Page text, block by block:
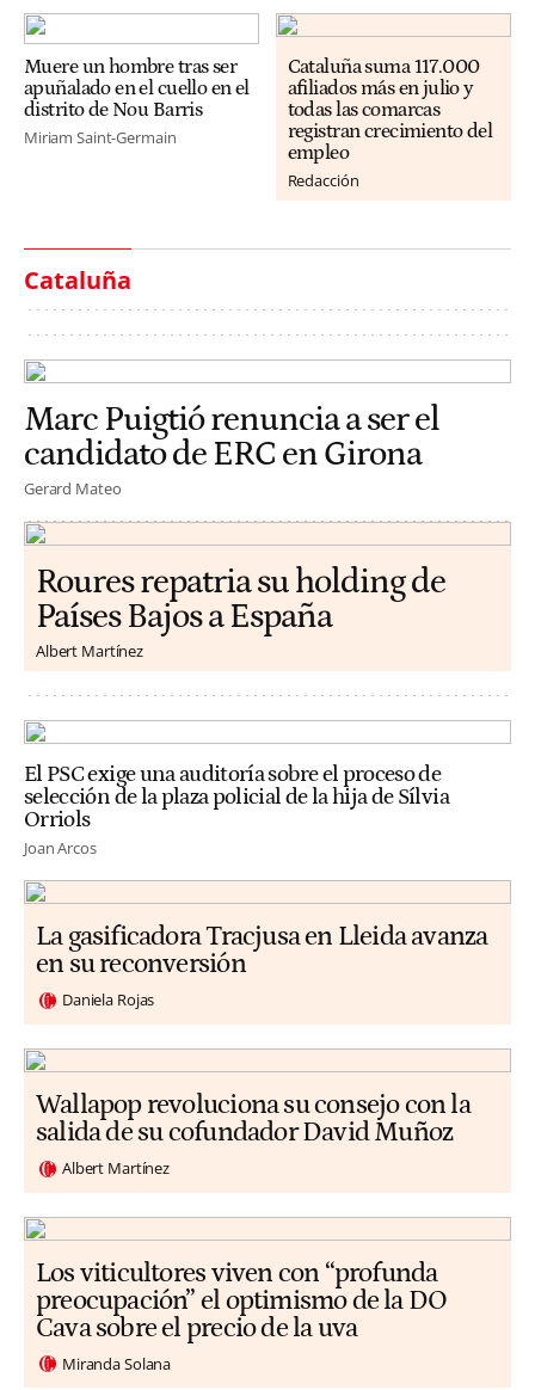
Muere un hombre tras ser
apuñalado en el cuello en el
distrito de Nou Barris
Miriam Saint-Germain
Cataluña suma 117.000
afiliados más en julio y
todas las comarcas
registran crecimiento del
empleo
Redacción
Cataluña
Marc Puigtió renuncia a ser el
candidato de ERC en Girona
Gerard Mateo
Roures repatria su holding de
Países Bajos a España
Albert Martínez
El PSC exige una auditoría sobre el proceso de
selección de la plaza policial de la hija de Sílvia
Orriols
Joan Arcos
La gasificadora Tracjusa en Lleida avanza
en su reconversión
Daniela Rojas
Wallapop revoluciona su consejo con la
salida de su cofundador David Muñoz
Albert Martínez
Los viticultores viven con “profunda
preocupación” el optimismo de la DO
Cava sobre el precio de la uva
Miranda Solana